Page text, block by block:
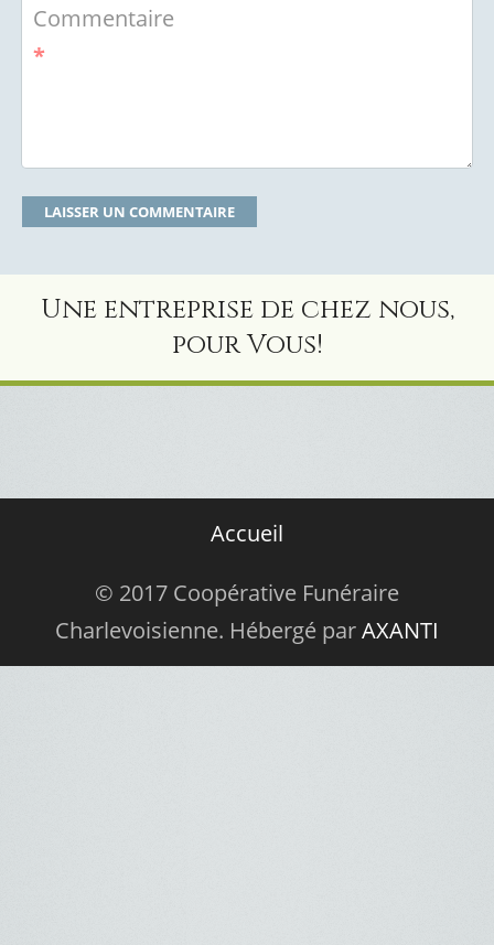
Commentaire
*
Une entreprise de chez nous,
pour Vous!
Accueil
© 2017 Coopérative Funéraire
Charlevoisienne. Hébergé parAXANTI